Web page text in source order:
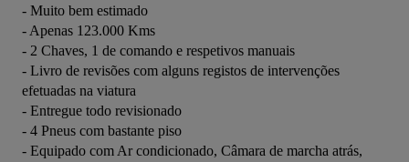
- Muito bem estimado
- Apenas 123.000 Kms
- 2 Chaves, 1 de comando e respetivos manuais
- Livro de revisões com alguns registos de intervenções
efetuadas na viatura
- Entregue todo revisionado
- 4 Pneus com bastante piso
- Equipado com Ar condicionado, Câmara de marcha atrás,